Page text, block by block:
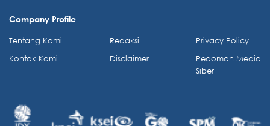
Company Profile
Tentang Kami
Kontak Kami
Redaksi
Disclaimer
Privacy Policy
Pedoman Media
Siber